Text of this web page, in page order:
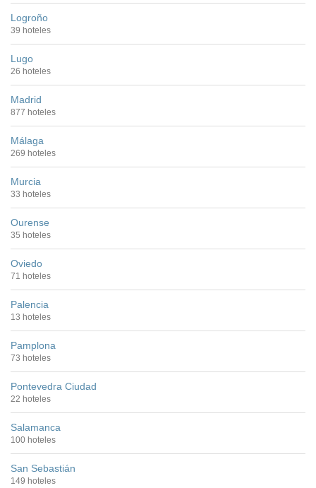
Logroño
39 hoteles
Lugo
26 hoteles
Madrid
877 hoteles
Málaga
269 hoteles
Murcia
33 hoteles
Ourense
35 hoteles
Oviedo
71 hoteles
Palencia
13 hoteles
Pamplona
73 hoteles
Pontevedra Ciudad
22 hoteles
Salamanca
100 hoteles
San Sebastián
149 hoteles